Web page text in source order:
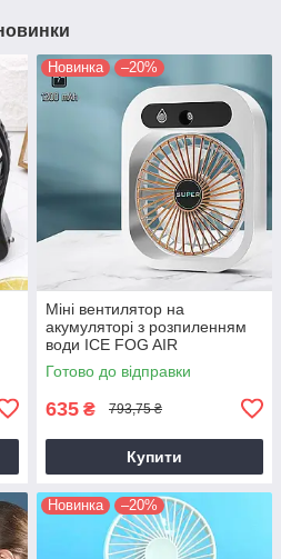
Новинка –20%
Міні вентилятор на
акумуляторі з розпиленням
води ICE FOG AIR
CONDITIONER FAN Білий,
портативний вентилятор
Готово до відправки
635 ₴ 793,75 ₴
Купити
Новинка –20%